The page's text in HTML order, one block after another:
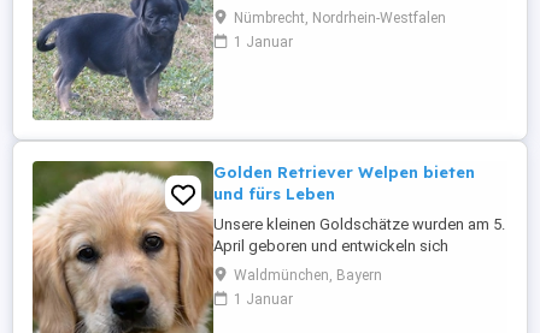
Elterntiere und ihre Welpen leben bei uns
im Haus. Unsere erwachsenen Möpse
sind gründlich untersucht, frei von
anerkannt. Unsere ...
Nümbrecht, Nordrhein-Westfalen
1 Januar
Golden Retriever Welpen bieten
und fürs Leben
Unsere kleinen Goldschätze wurden am 5.
April geboren und entwickeln sich
seitdem prächtig. Sie wachsen mitten im
Familienalltag auf und werden mit viel Zeit,
Ruhe und über 30 Jahren Erfahrung in der
Waldmünchen, Bayern
1 Januar